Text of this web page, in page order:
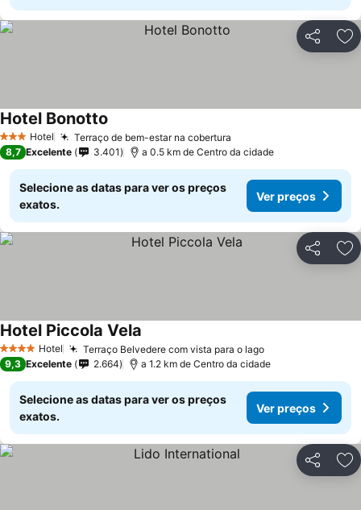
Partilhar
3 EstrelasHotel Terraço de bem-estar na cobertura
Hotel Bonotto
8,7 Excelente 3.401 a 0.5 km de Centro da cidade
Selecione as datas para ver os preços
exatos.
Ver preços
Partilhar
4 EstrelasHotel Terraço Belvedere com vista para o lagoVer preços
Hotel Piccola Vela
9,3 Excelente 2.664 a 1.2 km de Centro da cidade
Selecione as datas para ver os preços
exatos.
Ver preços
Partilhar